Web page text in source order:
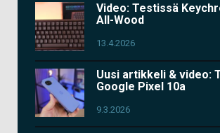
Video: Testissä
All-Wood
13.4.2026
Uusi artikkeli & video:
Google Pixel 10a
9.3.2026